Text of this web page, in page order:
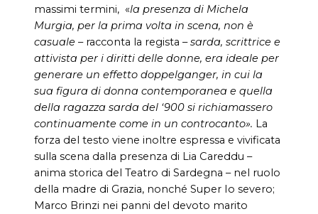
massimi termini, «la presenza di Michela
Murgia, per la prima volta in scena, non è
casuale – racconta la regista –sarda, scrittrice e
attivista per i diritti delle donne, era ideale per
generare un effetto doppelganger, in cui la
sua figura di donna contemporanea e quella
della ragazza sarda del ‘900 si richiamassero
continuamente come in un controcanto». La
forza del testo viene inoltre espressa e vivificata
sulla scena dalla presenza di Lia Careddu –
anima storica del Teatro di Sardegna – nel ruolo
della madre di Grazia, nonché Super Io severo;
Marco Brinzi nei panni del devoto marito